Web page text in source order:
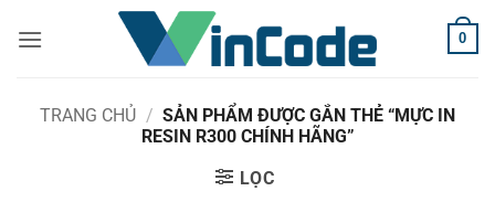
qua
0
TRANG CHỦ / SẢN PHẨM ĐƯỢC GẮN THẺ “MỰC IN
RESIN R300 CHÍNH HÃNG”
LỌC